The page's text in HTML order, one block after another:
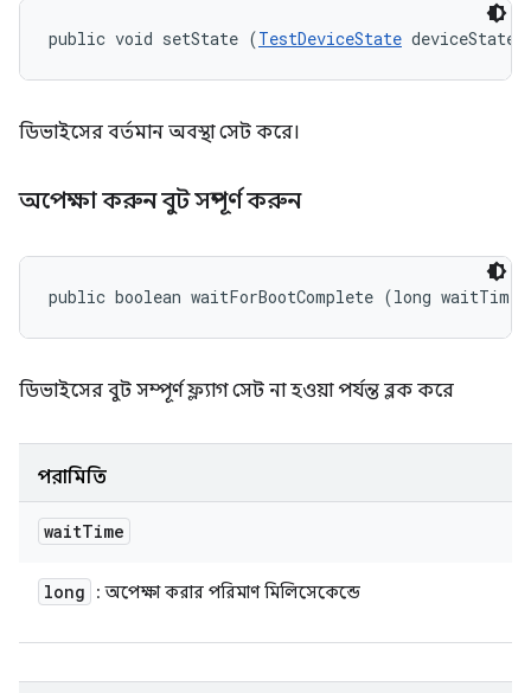
public void setState (TestDeviceState deviceState)
ডিভাইসের বর্তমান অবস্থা সেট করে।
অপেক্ষা করুন বুট সম্পূর্ণ করুন
public boolean waitForBootComplete (long waitTime)
ডিভাইসের বুট সম্পূর্ণ ফ্ল্যাগ সেট না হওয়া পর্যন্ত ব্লক করে
পরামিতি
waitTime
long : অপেক্ষা করার পরিমাণ মিলিসেকেন্ডে